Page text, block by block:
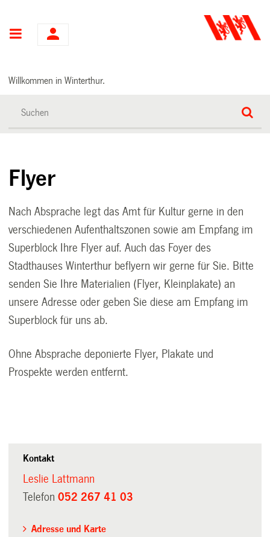
Hauptnavigation
Willkommen in Winterthur.
Flyer
Nach Absprache legt das Amt für Kultur gerne in den
verschiedenen Aufenthaltszonen sowie am Empfang im
Superblock Ihre Flyer auf. Auch das Foyer des
Stadthauses Winterthur beflyern wir gerne für Sie. Bitte
senden Sie Ihre Materialien (Flyer, Kleinplakate) an
unsere Adresse oder geben Sie diese am Empfang im
Superblock für uns ab.
Ohne Absprache deponierte Flyer, Plakate und
Prospekte werden entfernt.
Kontakt
Leslie Lattmann
Telefon052 267 41 03
Adresse und Karte